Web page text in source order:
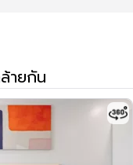
ขวง บางจาก เขตพระโข
ายกัน